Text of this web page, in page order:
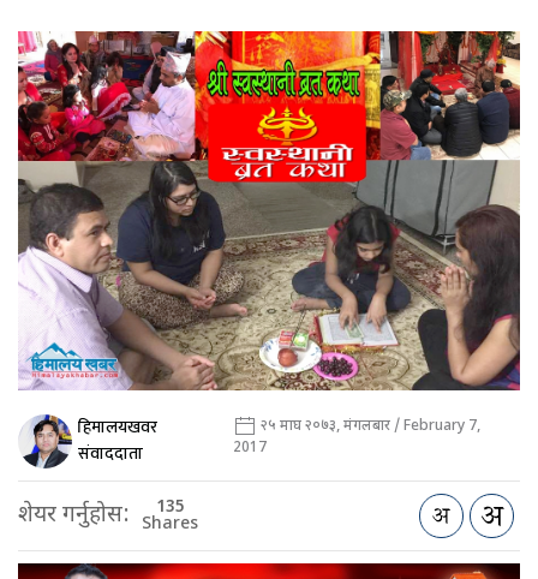
हिमालयखवर
संवाददाता
२५ माघ २०७३, मंगलबार / February 7,
2017
शेयर गर्नुहोस: 135
Shares